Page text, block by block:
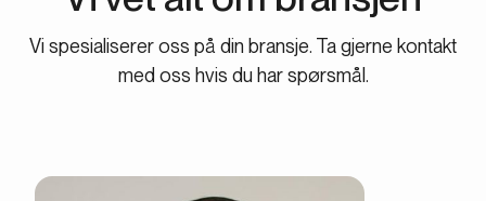
Vi spesialiserer oss på din bransje. Ta gjerne kontakt
med oss hvis du har spørsmål.